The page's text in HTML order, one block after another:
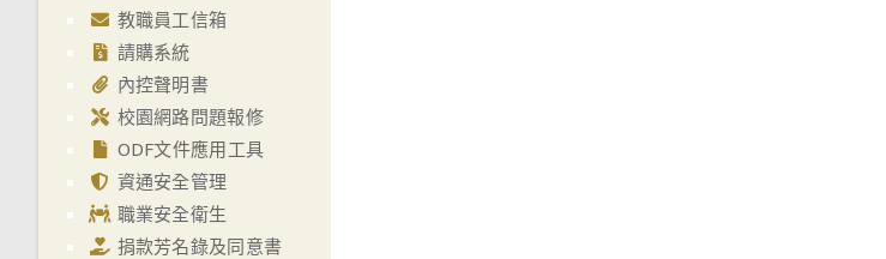
教職員工信箱
請購系統
內控聲明書
校園網路問題報修
ODF文件應用工具
資通安全管理
職業安全衛生
捐款芳名錄及同意書